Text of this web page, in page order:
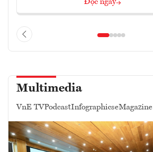
Đọc ngay
Multimedia
VnE TVPodcastInfographicseMagazine